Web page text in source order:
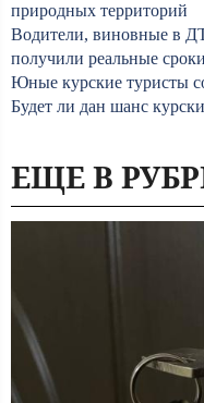
природных территорий
Водители, виновные в
получили реальные сроки
Юные курские туристы
Будет ли дан шанс
ЕЩЕ В